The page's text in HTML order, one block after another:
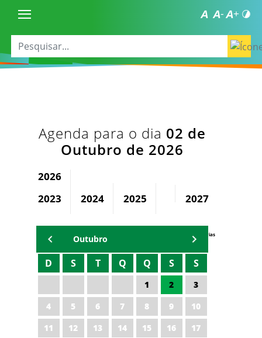
Agenda para o dia 02 de
Outubro de 2026
2026
2023
2024 2025 2027
Agenda Secretárias
Outubro
D S T Q Q S S
1 2
3
4
5 6 7 8 9
10
11
12 13 14 15 16
17